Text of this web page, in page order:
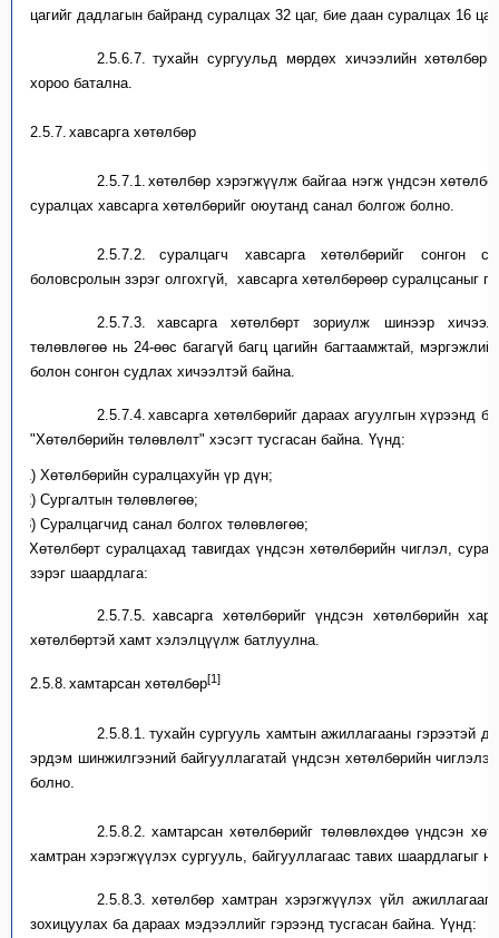
цагийг дадлагын байранд суралцах 32 цаг, бие даан суралцах 16 цаг
2.5.6.7. тухайн сургуульд мөрдөх хичээлийн
хороо батална.
2.5.7. хавсарга хөтөлбөр
2.5.7.1. хөтөлбөр хэрэгжүүлж байгаа нэгжүндсэн
суралцах xaвcapгa хөтөлбөрийг оюутанд санал болгож болно.
2.5.7.2. суралцагч хавсарга хөтөлбөрийг сонгон су
боловсролын зэрэг олгохгүй,
хавсарга хөтөлбөрөөр суралцсаныг
2.5.7.3. хaвcapгa хөтөлбөрт зориулж шинээр
төлөвлөгөө нь 24-өөс багагүй багц цагийн багтаамжтай,
болон сонгон судлах хичээлтэй байна.
2.5.7.4. хавсарга хөтөлбөрийг дараах агуулгын хүрээнд
"Хөтөлбөрийн төлөвлөлт" хэсэгт тусгасан байна. Үүнд:
1) Хөтөлбөрийн суралцахуйн үр дүн;
2) Сургалтын төлөвлөгөө;
3) Суралцагчид санал болгох төлөвлөгөө;
Хөтөлбөрт суралцахад тавигдах үндсэн хөтөлбөрийн чиглэл,
зэрэг шаардлага:
2.5.7.5. хавсарга хөтөлбөрийг үндсэн хөтөлбөрийн
хөтөлбөртэй хамт хэлэлцүүлж батлуулна.
2.5.8. хамтарсан хөтөлбөр[1]
2.5.8.1. тухайнсургууль хамтын ажиллагааны гэрээтэй
эрдэм шинжилгээнийбайгууллагатай үндсэн хөтөлбөрийн
болно.
2.5.8.2. хамтарсан хөтөлбөрийг төлөвлөхдөөүндсэн
хамтран хэрэгжүүлэх сургууль, байгууллагаас тавих шаардлагыг
2.5.8.3. хөтөлбөр хамтран хэрэгжүүлэх үйл ажиллагааг
зохицуулах ба дараах мэдээллийг гэрээнд тусгасан байна. Үүнд: